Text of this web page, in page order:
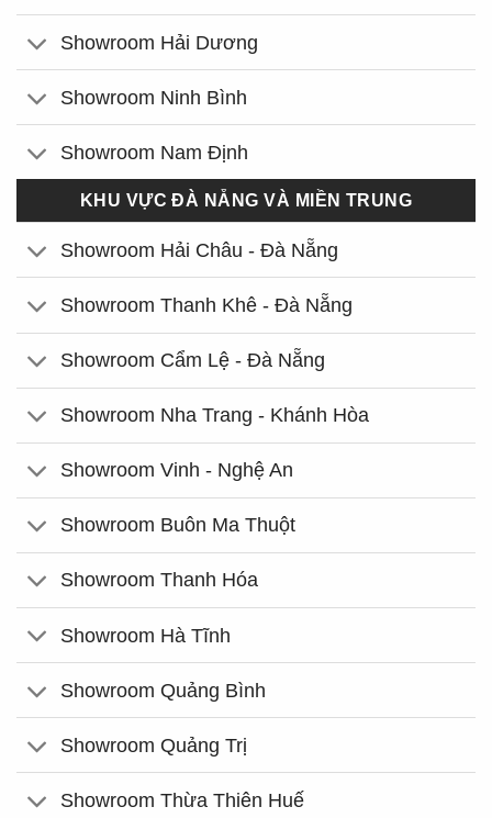
Showroom Hải Dương
Showroom Ninh Bình
Showroom Nam Định
KHU VỰC ĐÀ NẴNG VÀ MIỀN TRUNG
Showroom Hải Châu - Đà Nẵng
Showroom Thanh Khê - Đà Nẵng
Showroom Cẩm Lệ - Đà Nẵng
Showroom Nha Trang - Khánh Hòa
Showroom Vinh - Nghệ An
Showroom Buôn Ma Thuột
Showroom Thanh Hóa
Showroom Hà Tĩnh
Showroom Quảng Bình
Showroom Quảng Trị
Showroom Thừa Thiên Huế